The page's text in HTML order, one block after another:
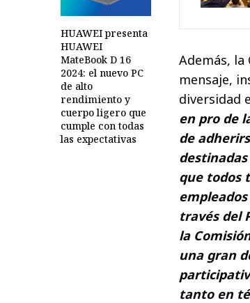
HUAWEI presenta
HUAWEI
MateBook D 16
2024: el nuevo PC
de alto
rendimiento y
cuerpo ligero que
cumple con todas
las expectativas
Además, la
mensaje,
diversidad
en pro de
de
que todos
través del
la
una gran
tanto en